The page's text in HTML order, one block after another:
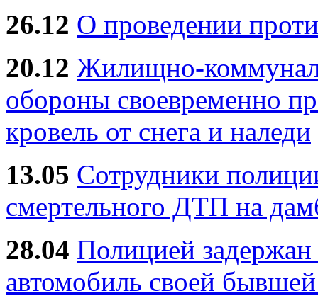
26.12 О проведении
20.12 Жилищно-
обороны своевременно
кровель от снега и наледи
13.05 Сотрудники
смертельного ДТП на
28.04 Полицией
автомобиль своей